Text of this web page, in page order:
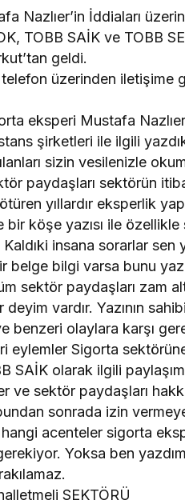
Nazlıer’in İddiaları
TOBB SAİK ve TOBB
geldi.
üzerinden iletişime
eksperi Mustafa
şirketleri ile ilgili
sizin vesilenizle
paydaşları sektörün
yıllardır eksperlik
bir köşe yazısı ile
insana sorarlar sen
belge bilgi varsa bunu
sektör paydaşları zam
vardır. Yazının
benzeri olaylara karşı
eylemler Sigorta
SAİK olarak ilgili
ve sektör paydaşları
sonrada izin
acenteler sigorta
Yoksa ben
SEKTÖRÜ